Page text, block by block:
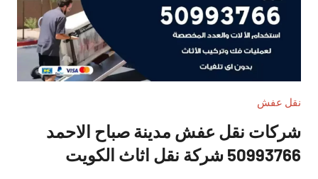
نقل عفش
شركات نقل عفش مدينة صباح الاحمد
50993766 شركة نقل اثاث الكويت